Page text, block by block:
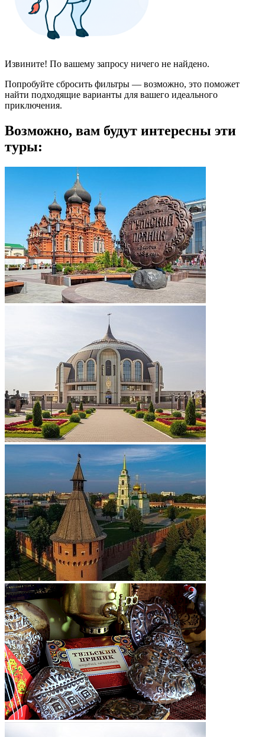
Извините! По вашему запросу ничего не найдено.
Попробуйте сбросить фильтры — возможно, это поможет
найти подходящие варианты для вашего идеального
приключения.
Возможно, вам будут интересны эти
туры: